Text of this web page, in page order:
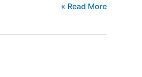
5
Read More »